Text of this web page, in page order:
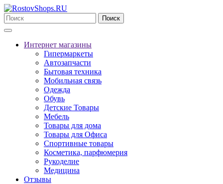
Поиск
Интернет магазины
Гипермаркеты
Автозапчасти
Бытовая техника
Мобильная связь
Одежда
Обувь
Детские Товары
Мебель
Товары для дома
Товары для Офиса
Спортивные товары
Косметика, парфюмерия
Рукоделие
Медицина
Отзывы